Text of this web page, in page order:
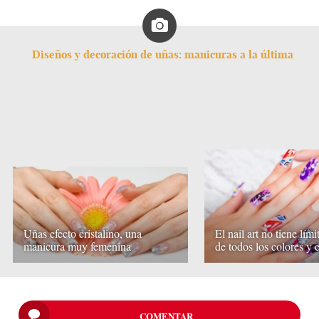
Diseños y decoración de uñas: manicuras a la última
Uñas efecto cristalino, una
manicura muy femenina
El nail art no tiene
de todos los colores y
COMENTAR